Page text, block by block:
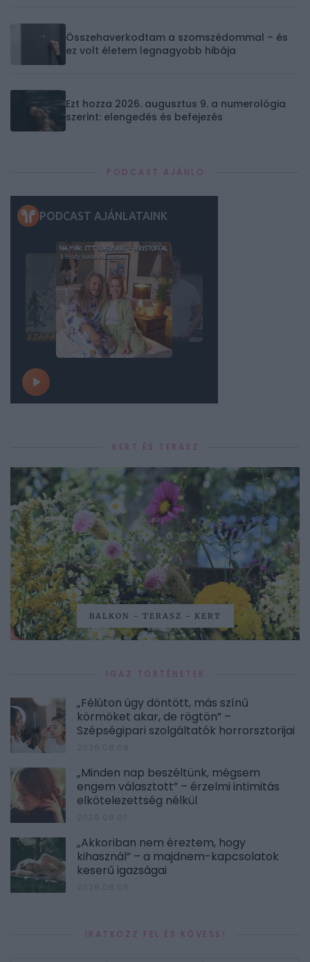
Összehaverkodtam a szomszédommal – és
ez volt életem legnagyobb hibája
Ezt hozza 2026. augusztus 9. a numerológia
szerint: elengedés és befejezés
PODCAST AJÁNLÓ
KERT ÉS TERASZ
BALKON - TERASZ - KERT
IGAZ TÖRTÉNETEK
„Félúton úgy döntött, más színű
körmöket akar, de rögtön” –
Szépségipari szolgáltatók horrorsztorijai
„Minden nap beszéltünk, mégsem
engem választott” – érzelmi intimitás
elkötelezettség nélkül
2026.08.07.
„Akkoriban nem éreztem, hogy
kihasznál” – a majdnem-kapcsolatok
keserű igazságai
IRATKOZZ FEL ÉS KÖVESS!